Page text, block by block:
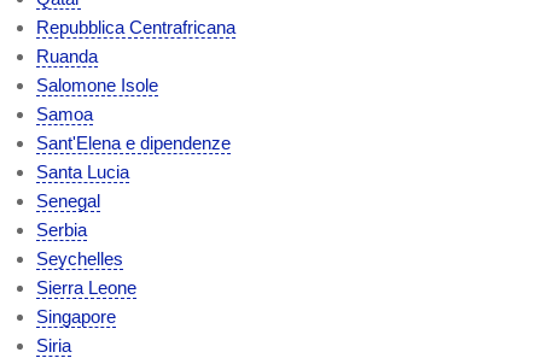
Repubblica Centrafricana
Ruanda
Salomone Isole
Samoa
Sant'Elena e dipendenze
Santa Lucia
Senegal
Serbia
Seychelles
Sierra Leone
Singapore
Siria